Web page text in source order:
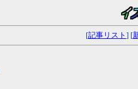
[記事リスト ] [